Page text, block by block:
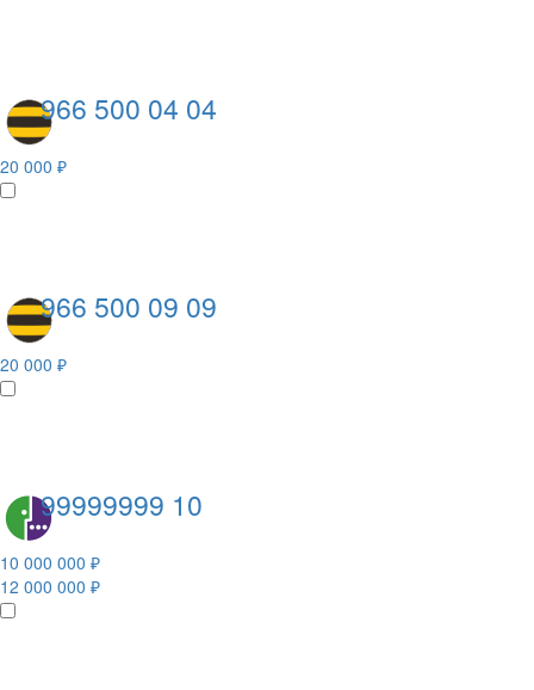
966 500 04 04
20 000 ₽
966 500 09 09
20 000 ₽
99999999 10
10 000 000 ₽
12 000 000 ₽